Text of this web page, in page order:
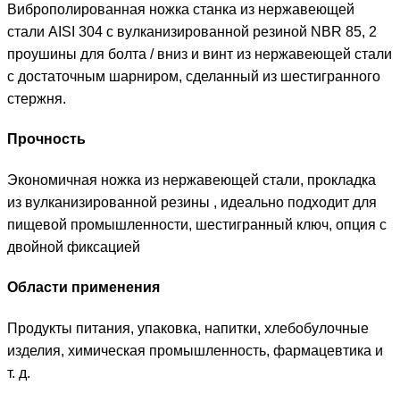
Виброполированная ножка станка из нержавеющей
стали AISI 304 с вулканизированной резиной NBR 85, 2
проушины для болта / вниз и винт из нержавеющей стали
с достаточным шарниром, сделанный из шестигранного
стержня.
Прочность
Экономичная ножка из нержавеющей стали, прокладка
из вулканизированной резины , идеально подходит для
пищевой промышленности, шестигранный ключ, опция с
двойной фиксацией
Области применения
Продукты питания, упаковка, напитки, хлебобулочные
изделия, химическая промышленность, фармацевтика и
т. д.